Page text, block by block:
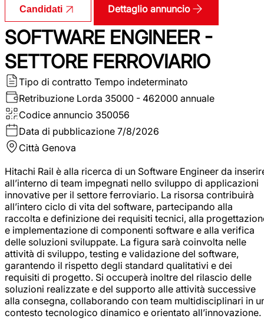
Candidati Dettaglio annuncio
SOFTWARE ENGINEER -
SETTORE FERROVIARIO
Tipo di contratto Tempo indeterminato
Retribuzione Lorda 35000 - 462000 annuale
Codice annuncio 350056
Data di pubblicazione 7/8/2026
Città Genova
Hitachi Rail è alla ricerca di un Software Engineer da
all’interno di team impegnati nello sviluppo di applicazioni
innovative per il settore ferroviario. La risorsa contribuirà
all’intero ciclo di vita del software, partecipando alla
raccolta e definizione dei requisiti tecnici, alla
e implementazione di componenti software e alla verifica
delle soluzioni sviluppate. La figura sarà coinvolta nelle
attività di sviluppo, testing e validazione del software,
garantendo il rispetto degli standard qualitativi e dei
requisiti di progetto. Si occuperà inoltre del rilascio delle
soluzioni realizzate e del supporto alle attività successive
alla consegna, collaborando con team multidisciplinari in
contesto tecnologico dinamico e orientato all’innovazione.